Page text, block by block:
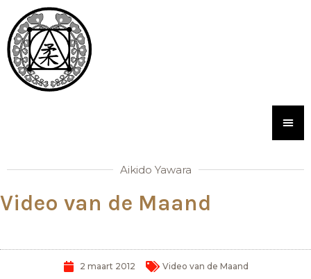
Aikido Yawara
Video van de Maand
2 maart 2012 Video van de Maand